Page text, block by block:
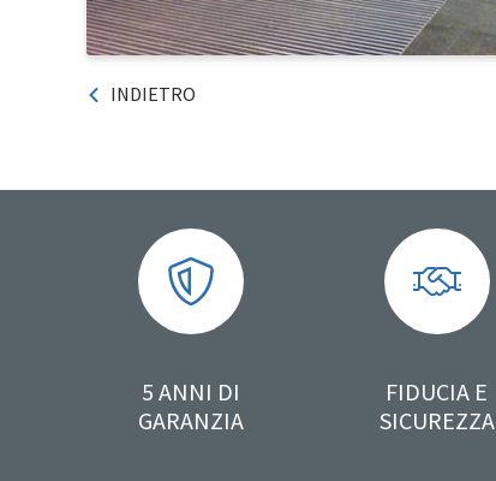
INDIETRO
5 ANNI DI
GARANZIA
FIDUCIA E
SICUREZZA